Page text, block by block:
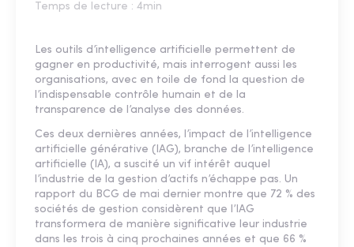
Temps de lecture : 4min
Les outils d’intelligence artificielle permettent de
gagner en productivité, mais interrogent aussi les
organisations, avec en toile de fond la question de
l’indispensable contrôle humain et de la
transparence de l’analyse des données.
Ces deux dernières années, l’impact de l’intelligence
artificielle générative (IAG), branche de l’intelligence
artificielle (IA), a suscité un vif intérêt auquel
l’industrie de la gestion d’actifs n’échappe pas. Un
rapport du BCG de mai dernier montre que 72 % des
sociétés de gestion considèrent que l’IAG
transformera de manière significative leur industrie
dans les trois à cinq prochaines années et que 66 %